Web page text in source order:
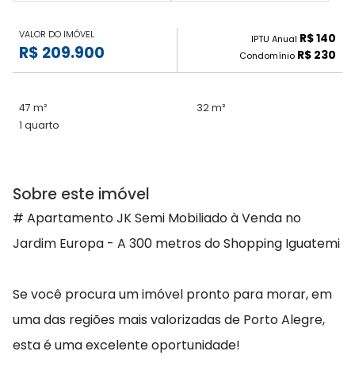
VALOR DO IMÓVEL
R$ 209.900
IPTU Anual R$ 140
Condomínio R$ 230
47 m²
32 m²
1 quarto
Sobre este imóvel
# Apartamento JK Semi Mobiliado à Venda no
Jardim Europa - A 300 metros do Shopping Iguatemi
Se você procura um imóvel pronto para morar, em
uma das regiões mais valorizadas de Porto Alegre,
esta é uma excelente oportunidade!